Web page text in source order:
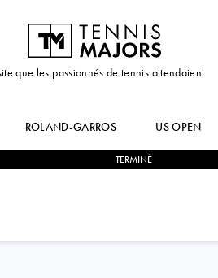
que les passionnés de tennis attendaient
ROLAND-GARROS US OPEN
TERMINÉ